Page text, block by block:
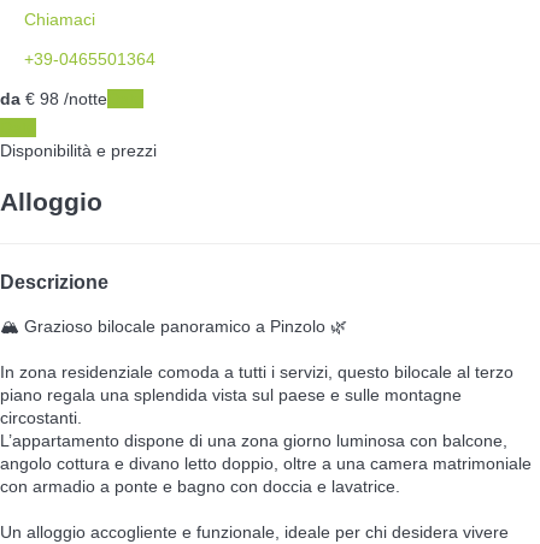
Chiamaci
+39-0465501364
da € 98 /notte
Disponibilità e prezzi
Alloggio
Descrizione
🏔️ Grazioso bilocale panoramico a Pinzolo 🌿
In zona residenziale comoda a tutti i servizi, questo bilocale al terzo
piano regala una splendida vista sul paese e sulle montagne
circostanti.
L’appartamento dispone di una zona giorno luminosa con balcone,
angolo cottura e divano letto doppio, oltre a una camera matrimoniale
con armadio a ponte e bagno con doccia e lavatrice.
Un alloggio accogliente e funzionale, ideale per chi desidera vivere